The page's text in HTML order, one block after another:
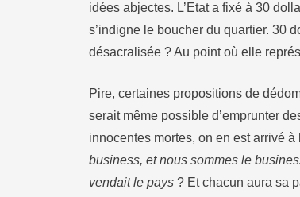
idées abjectes. L’Etat a fixé à 30
s’indigne le boucher du quartier. 30
désacralisée ? Au point où elle
Pire, certaines propositions de
serait même possible d’emprunter
innocentes mortes, on en est arrivé
business, et nous sommes le
vendait le pays ? Et chacun aura sa